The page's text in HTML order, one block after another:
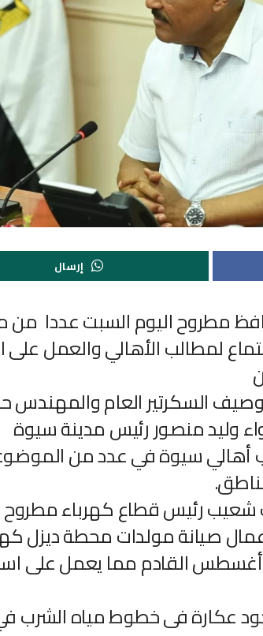
إرسال
مطروح اليوم السبت عددا
لمطالب الأهالي والعمل على
السكرتير العام والمهندس
وليد منصور رئيس مدينة سيوة
أهالي سيوة في عدد من
رئيس قطاع كهرباء مطروح
صيانة مولدات محطة ديزل
القادم مما يعمل على
عكارة فى خطوط مياه